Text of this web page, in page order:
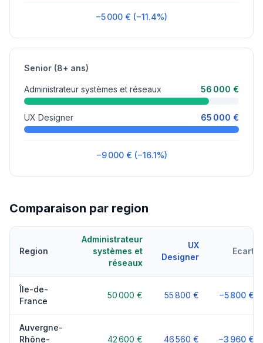
−5 000 € (−11.4%)
Senior (8+ ans)
Administrateur systèmes et réseaux 56 000 €
UX Designer 65 000 €
−9 000 € (−16.1%)
Comparaison par region
Region
Administrateur
systèmes et
réseaux
UX
Designer
Ecart
Île-de-
France
50 000 € 55 800 € −5 800 €
Auvergne-
Rhône-
42 600 € 46 560 € −3 960 €